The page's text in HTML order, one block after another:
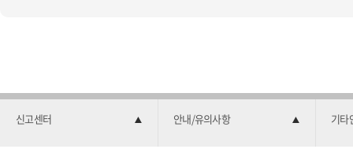
신고센터 안내/유의사항 기타